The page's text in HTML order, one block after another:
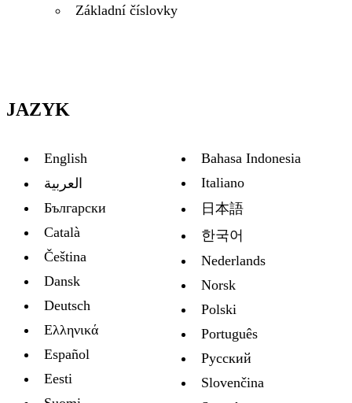
Základní číslovky
JAZYK
English
العربية
Български
Català
Čeština
Dansk
Deutsch
Ελληνικά
Español
Eesti
Bahasa Indonesia
Italiano
日本語
한국어
Nederlands
Norsk
Polski
Português
Русский
Slovenčina